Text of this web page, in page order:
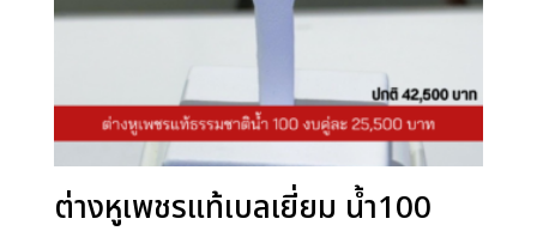
ต่างหูเพชรแท้เบลเยี่ยม น้ำ100